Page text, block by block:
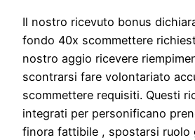
Il nostro ricevuto bonus
fondo 40x scommettere
nostro aggio ricevere
scontrarsi fare volontariato
scommettere requisiti. Questi
integrati per personificano
finora fattibile , spostarsi ruolo